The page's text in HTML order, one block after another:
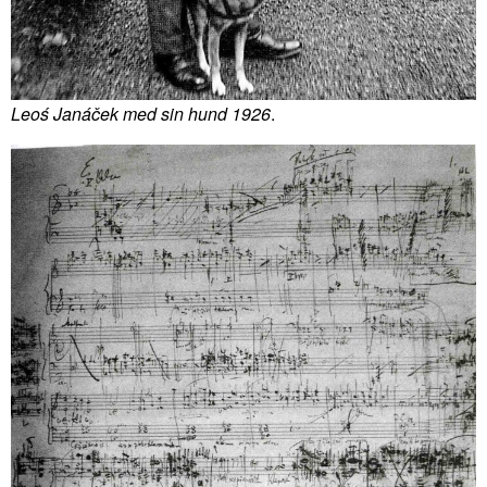
Leoś Janáček med sin hund 1926.